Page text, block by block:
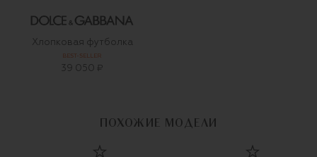
Хлопковая футболка
BEST-SELLER
39 050 ₽
ПОХОЖИЕ МОДЕЛИ